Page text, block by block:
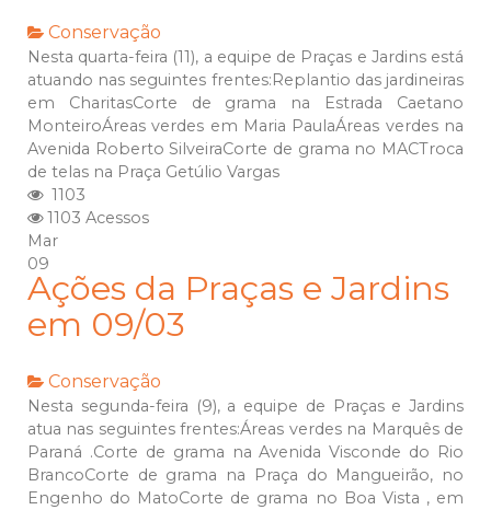
Conservação
Nesta quarta-feira (11), a equipe de Praças e Jardins está
atuando nas seguintes frentes:Replantio das jardineiras
em CharitasCorte de grama na Estrada Caetano
MonteiroÁreas verdes em Maria PaulaÁreas verdes na
Avenida Roberto SilveiraCorte de grama no MACTroca
de telas na Praça Getúlio Vargas
1103
1103 Acessos
Mar
09
Ações da Praças e Jardins
em 09/03
Conservação
Nesta segunda-feira (9), a equipe de Praças e Jardins
atua nas seguintes frentes:Áreas verdes na Marquês de
Paraná .Corte de grama na Avenida Visconde do Rio
BrancoCorte de grama na Praça do Mangueirão, no
Engenho do MatoCorte de grama no Boa Vista , em